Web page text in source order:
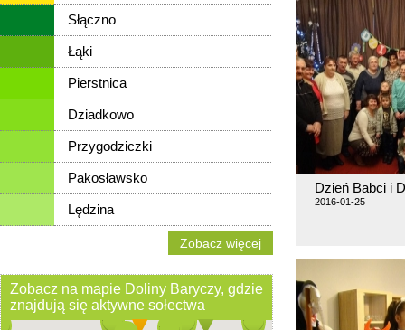
Słączno
Łąki
Pierstnica
Dziadkowo
Przygodziczki
Pakosławsko
Lędzina
Zobacz więcej
Zobacz na mapie Doliny Baryczy, gdzie
znajdują się aktywne sołectwa
Dzień Babci i
2016-01-25